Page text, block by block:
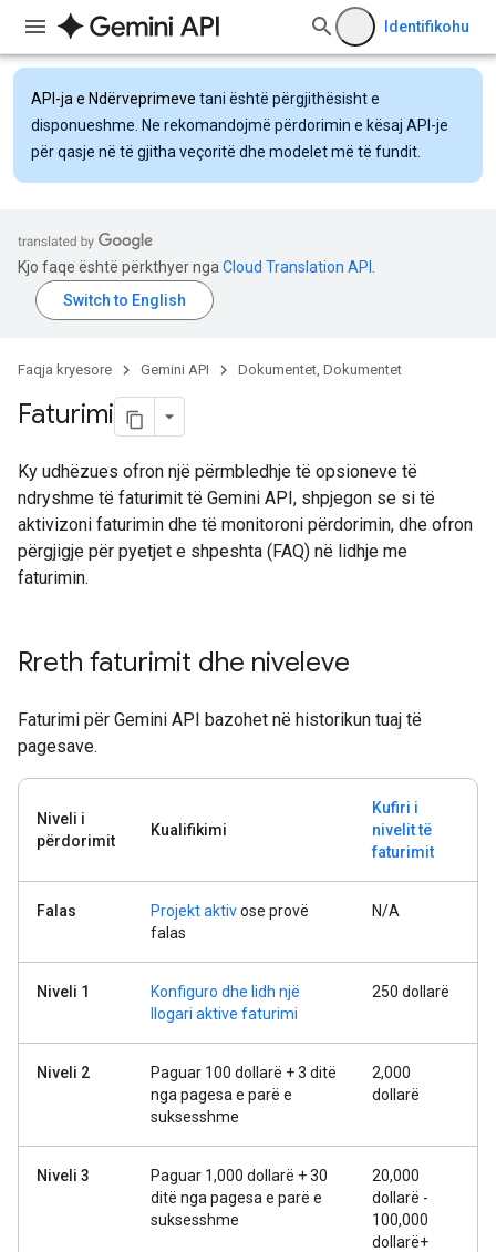
Identifikohu
API-ja e Ndërveprimeve tani është përgjithësisht e
disponueshme. Ne rekomandojmë përdorimin e kësaj API-je
për qasje në të gjitha veçoritë dhe modelet më të fundit.
Kjo faqe është përkthyer nga Cloud Translation API
Faqja kryesore Gemini API Dokumentet, Dokumentet
Faturimi
Ky udhëzues ofron një përmbledhje të opsioneve të
ndryshme të faturimit të Gemini API, shpjegon se si të
aktivizoni faturimin dhe të monitoroni përdorimin, dhe ofron
përgjigje për pyetjet e shpeshta (FAQ) në lidhje me
faturimin.
Rreth faturimit dhe niveleve
Faturimi për Gemini API bazohet në historikun tuaj të
pagesave.
Niveli i
përdorimit
Kualifikimi
Kufiri i
nivelit të
faturimit
Falas Projekt aktivose provë
falas
N/A
Niveli 1
Konfiguro dhe lidh një
llogari aktive faturimi
250 dollarë
Niveli 2
Paguar 100 dollarë + 3 ditë
nga pagesa e parë e
suksesshme
2,000
dollarë
Niveli 3
Paguar 1,000 dollarë + 30
ditë nga pagesa e parë e
suksesshme
20,000
dollarë -
100,000
dollarë+